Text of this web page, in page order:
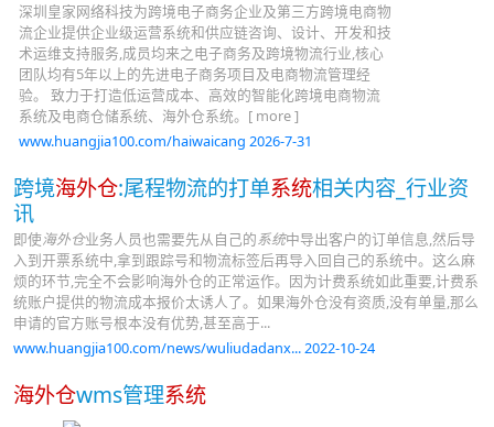
深圳皇家网络科技为跨境电子商务企业及第三方跨境电商物
流企业提供企业级运营系统和供应链咨询、设计、开发和技
术运维支持服务,成员均来之电子商务及跨境物流行业,核心
团队均有5年以上的先进电子商务项目及电商物流管理经
验。 致力于打造低运营成本、高效的智能化跨境电商物流
系统及电商仓储系统、海外仓系统。[ more ]
www.huangjia100.com/haiwaicang 2026-7-31
跨境海外仓:尾程物流的打单系统相关内容_行业资
讯
即使海外仓业务人员也需要先从自己的系统中导出客户的订单信息,然后导
入到开票系统中,拿到跟踪号和物流标签后再导入回自己的系统中。这么麻
烦的环节,完全不会影响海外仓的正常运作。因为计费系统如此重要,计费系
统账户提供的物流成本报价太诱人了。如果海外仓没有资质,没有单量,那么
申请的官方账号根本没有优势,甚至高于...
www.huangjia100.com/news/wuliudadanx... 2022-10-24
海外仓wms管理系统